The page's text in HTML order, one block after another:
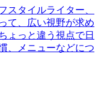
スタイルライター、
て、広い視野が求め
ょっと違う視点で日
、メニューなどにつ